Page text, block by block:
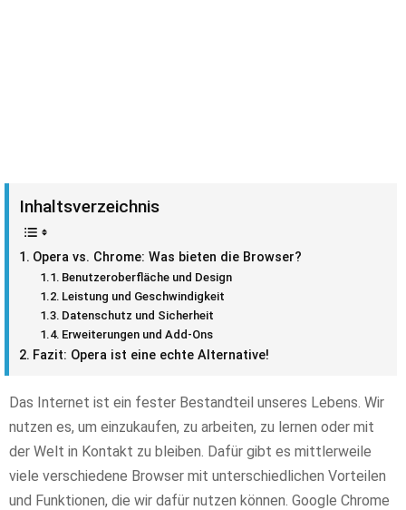
Inhaltsverzeichnis
Opera vs. Chrome: Was bieten die Browser?
Benutzeroberfläche und Design
Leistung und Geschwindigkeit
Datenschutz und Sicherheit
Erweiterungen und Add-Ons
Fazit: Opera ist eine echte Alternative!
Das Internet ist ein fester Bestandteil unseres Lebens. Wir
nutzen es, um einzukaufen, zu arbeiten, zu lernen oder mit
der Welt in Kontakt zu bleiben. Dafür gibt es mittlerweile
viele verschiedene Browser mit unterschiedlichen Vorteilen
und Funktionen, die wir dafür nutzen können. Google Chrome